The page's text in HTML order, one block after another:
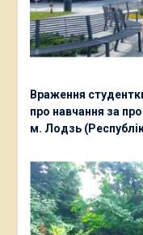
Враження
про навчання за
м. Лодзь